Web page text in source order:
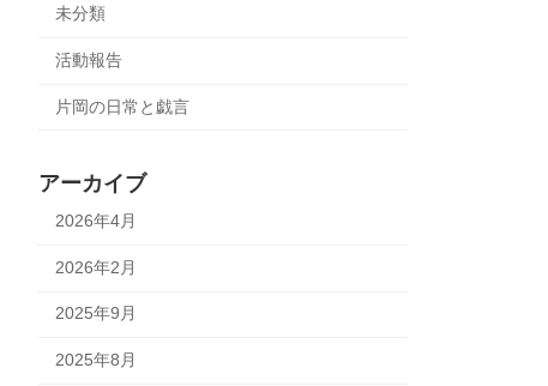
未分類
活動報告
片岡の日常と戯言
アーカイブ
2026年4月
2026年2月
2025年9月
2025年8月